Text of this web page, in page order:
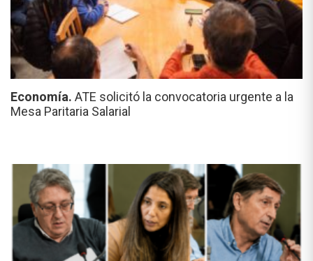
Economía. ATE solicitó la convocatoria urgente a la
Mesa Paritaria Salarial